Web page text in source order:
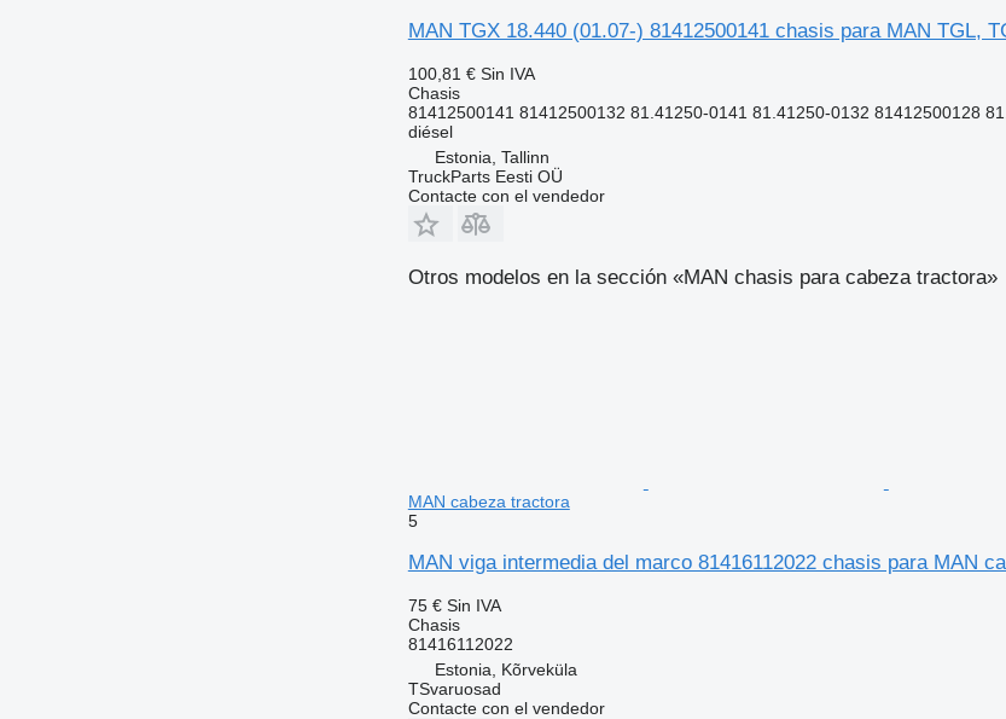
MAN TGX 18.440 (01.07-) 81412500141 chasis para MAN TGL,
100,81 € Sin IVA
Chasis
81412500141 81412500132 81.41250-0141 81.41250-0132 81412500128
diésel
Estonia, Tallinn
TruckParts Eesti OÜ
Contacte con el vendedor
Otros modelos en la sección «MAN chasis para cabeza tractora»
MAN cabeza tractora
5
MAN viga intermedia del marco 81416112022 chasis para MAN
75 € Sin IVA
Chasis
81416112022
Estonia, Kõrveküla
TSvaruosad
Contacte con el vendedor